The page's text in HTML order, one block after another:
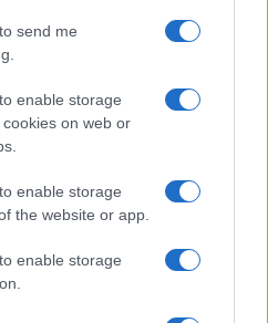
send me
enable storage
on web or
enable storage
the website or app.
enable storage